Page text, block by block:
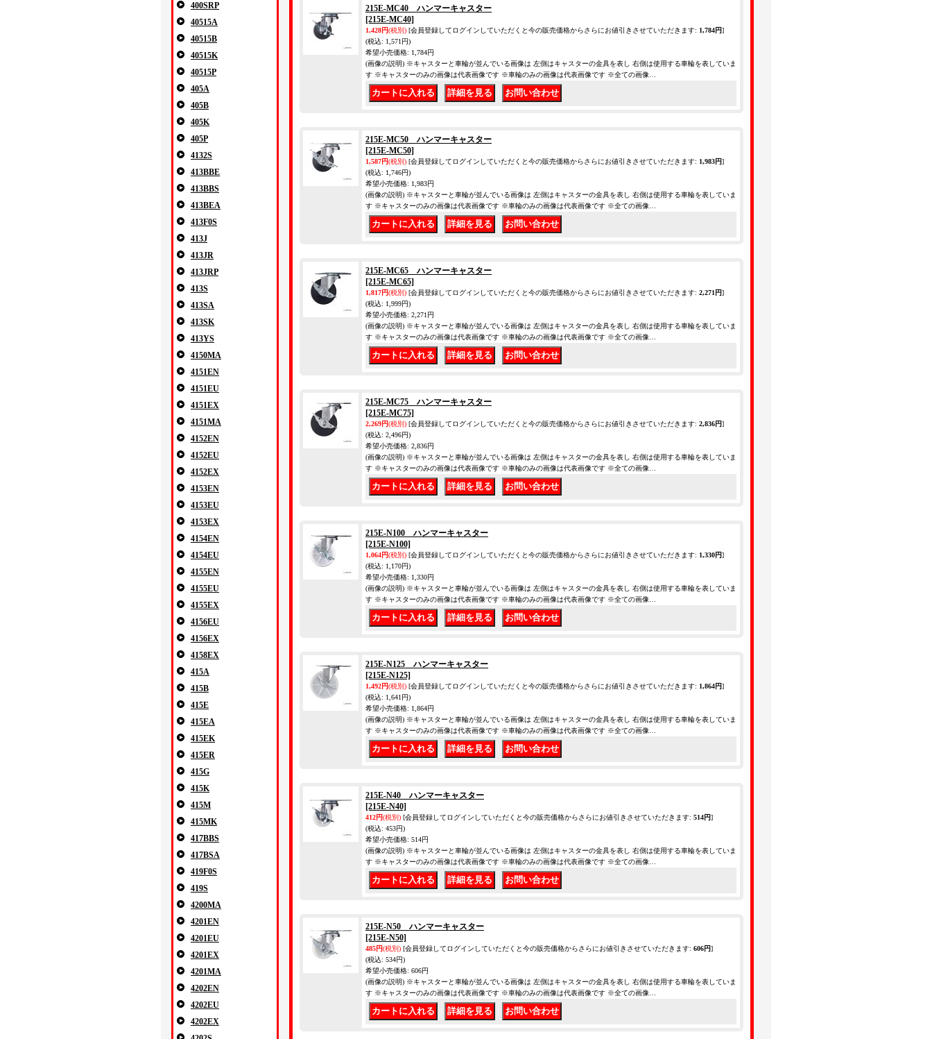
400SRP
40515A
40515B
40515K
40515P
405A
405B
405K
405P
4132S
413BBE
413BBS
413BEA
413F0S
413J
413JR
413JRP
413S
413SA
413SK
413YS
4150MA
4151EN
4151EU
4151EX
4151MA
4152EN
4152EU
4152EX
4153EN
4153EU
4153EX
4154EN
4154EU
4155EN
4155EU
4155EX
4156EU
4156EX
4158EX
415A
415B
415E
415EA
415EK
415ER
415G
415K
415M
415MK
417BBS
417BSA
419F0S
419S
4200MA
4201EN
4201EU
4201EX
4201MA
4202EN
4202EU
4202EX
215E-MC40 ハンマーキャスター
[215E-MC40]
1,428円(税別) [会員登録してログインしていただくと今の販売価格からさらにお値引きさせていただきます: 1,784円]
(税込: 1,571円)
希望小売価格: 1,784円
(画像の説明) ※キャスターと車輪が並んでいる画像は 左側はキャスターの金具を表し 右側は使用する車輪を表していま
す ※キャスターのみの画像は代表画像です ※車輪のみの画像は代表画像です ※全ての画像…
215E-MC50 ハンマーキャスター
[215E-MC50]
1,587円(税別) [会員登録してログインしていただくと今の販売価格からさらにお値引きさせていただきます: 1,983円]
(税込: 1,746円)
希望小売価格: 1,983円
(画像の説明) ※キャスターと車輪が並んでいる画像は 左側はキャスターの金具を表し 右側は使用する車輪を表していま
す ※キャスターのみの画像は代表画像です ※車輪のみの画像は代表画像です ※全ての画像…
215E-MC65 ハンマーキャスター
[215E-MC65]
1,817円(税別) [会員登録してログインしていただくと今の販売価格からさらにお値引きさせていただきます: 2,271円]
(税込: 1,999円)
希望小売価格: 2,271円
(画像の説明) ※キャスターと車輪が並んでいる画像は 左側はキャスターの金具を表し 右側は使用する車輪を表していま
す ※キャスターのみの画像は代表画像です ※車輪のみの画像は代表画像です ※全ての画像…
215E-MC75 ハンマーキャスター
[215E-MC75]
2,269円(税別) [会員登録してログインしていただくと今の販売価格からさらにお値引きさせていただきます: 2,836円]
(税込: 2,496円)
希望小売価格: 2,836円
(画像の説明) ※キャスターと車輪が並んでいる画像は 左側はキャスターの金具を表し 右側は使用する車輪を表していま
す ※キャスターのみの画像は代表画像です ※車輪のみの画像は代表画像です ※全ての画像…
215E-N100 ハンマーキャスター
[215E-N100]
1,064円(税別) [会員登録してログインしていただくと今の販売価格からさらにお値引きさせていただきます: 1,330円]
(税込: 1,170円)
希望小売価格: 1,330円
(画像の説明) ※キャスターと車輪が並んでいる画像は 左側はキャスターの金具を表し 右側は使用する車輪を表していま
す ※キャスターのみの画像は代表画像です ※車輪のみの画像は代表画像です ※全ての画像…
215E-N125 ハンマーキャスター
[215E-N125]
1,492円(税別) [会員登録してログインしていただくと今の販売価格からさらにお値引きさせていただきます: 1,864円]
(税込: 1,641円)
希望小売価格: 1,864円
(画像の説明) ※キャスターと車輪が並んでいる画像は 左側はキャスターの金具を表し 右側は使用する車輪を表していま
す ※キャスターのみの画像は代表画像です ※車輪のみの画像は代表画像です ※全ての画像…
215E-N40 ハンマーキャスター
[215E-N40]
412円(税別) [会員登録してログインしていただくと今の販売価格からさらにお値引きさせていただきます: 514円]
(税込: 453円)
希望小売価格: 514円
(画像の説明) ※キャスターと車輪が並んでいる画像は 左側はキャスターの金具を表し 右側は使用する車輪を表していま
す ※キャスターのみの画像は代表画像です ※車輪のみの画像は代表画像です ※全ての画像…
215E-N50 ハンマーキャスター
[215E-N50]
485円(税別) [会員登録してログインしていただくと今の販売価格からさらにお値引きさせていただきます: 606円]
(税込: 534円)
希望小売価格: 606円
(画像の説明) ※キャスターと車輪が並んでいる画像は 左側はキャスターの金具を表し 右側は使用する車輪を表していま
す ※キャスターのみの画像は代表画像です ※車輪のみの画像は代表画像です ※全ての画像…